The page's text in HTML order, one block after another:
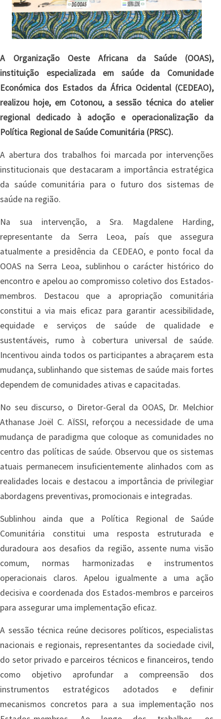
A Organização Oeste Africana da Saúde (OOAS),
instituição especializada em saúde da Comunidade
Económica dos Estados da África Ocidental (CEDEAO),
realizou hoje, em Cotonou, a sessão técnica do atelier
regional dedicado à adoção e operacionalização da
Política Regional de Saúde Comunitária (PRSC).
A abertura dos trabalhos foi marcada por intervenções
institucionais que destacaram a importância estratégica
da saúde comunitária para o futuro dos sistemas de
saúde na região.
Na sua intervenção, a Sra. Magdalene Harding,
representante da Serra Leoa, país que assegura
atualmente a presidência da CEDEAO, e ponto focal da
OOAS na Serra Leoa, sublinhou o carácter histórico do
encontro e apelou ao compromisso coletivo dos Estados-
membros. Destacou que a apropriação comunitária
constitui a via mais eficaz para garantir acessibilidade,
equidade e serviços de saúde de qualidade e
sustentáveis, rumo à cobertura universal de saúde.
Incentivou ainda todos os participantes a abraçarem esta
mudança, sublinhando que sistemas de saúde mais fortes
dependem de comunidades ativas e capacitadas.
No seu discurso, o Diretor-Geral da OOAS, Dr. Melchior
Athanase Joël C. AÏSSI, reforçou a necessidade de uma
mudança de paradigma que coloque as comunidades no
centro das políticas de saúde. Observou que os sistemas
atuais permanecem insuficientemente alinhados com as
realidades locais e destacou a importância de privilegiar
abordagens preventivas, promocionais e integradas.
Sublinhou ainda que a Política Regional de Saúde
Comunitária constitui uma resposta estruturada e
duradoura aos desafios da região, assente numa visão
comum, normas harmonizadas e instrumentos
operacionais claros. Apelou igualmente a uma ação
decisiva e coordenada dos Estados-membros e parceiros
para assegurar uma implementação eficaz.
A sessão técnica reúne decisores políticos, especialistas
nacionais e regionais, representantes da sociedade civil,
do setor privado e parceiros técnicos e financeiros, tendo
como objetivo aprofundar a compreensão dos
instrumentos estratégicos adotados e definir
mecanismos concretos para a sua implementação nos